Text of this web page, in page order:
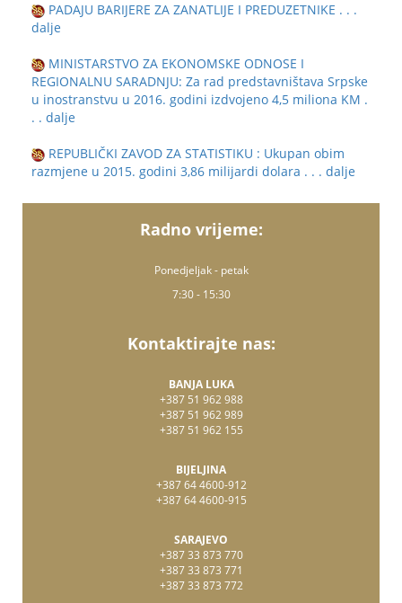
PADAJU BARIJERE ZA ZANATLIJE I PREDUZETNIKE . . .
dalje
MINISTARSTVO ZA EKONOMSKE ODNOSE I
REGIONALNU SARADNJU: Za rad predstavništava Srpske
u inostranstvu u 2016. godini izdvojeno 4,5 miliona KM .
. . dalje
REPUBLIČKI ZAVOD ZA STATISTIKU : Ukupan obim
razmjene u 2015. godini 3,86 milijardi dolara . . . dalje
Radno vrijeme:
Ponedjeljak - petak
7:30 - 15:30
Kontaktirajte nas:
BANJA LUKA
+387 51 962 988
+387 51 962 989
+387 51 962 155
BIJELJINA
+387 64 4600-912
+387 64 4600-915
SARAJEVO
+387 33 873 770
+387 33 873 771
+387 33 873 772